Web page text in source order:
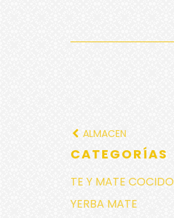
ALMACEN
CATEGORÍAS
TE Y MATE COCIDO
YERBA MATE